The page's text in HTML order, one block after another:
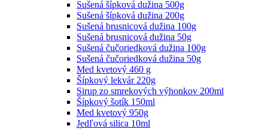
Sušená šípková dužina 500g
Sušená šípková dužina 200g
Sušená brusnicová dužina 100g
Sušená brusnicová dužina 50g
Sušená čučoriedková dužina 100g
Sušená čučoriedková dužina 50g
Med kvetový 460 g
Šípkový lekvár 220g
Sirup zo smrekových výhonkov 200ml
Šípkový šotík 150ml
Med kvetový 950g
Jedľová silica 10ml